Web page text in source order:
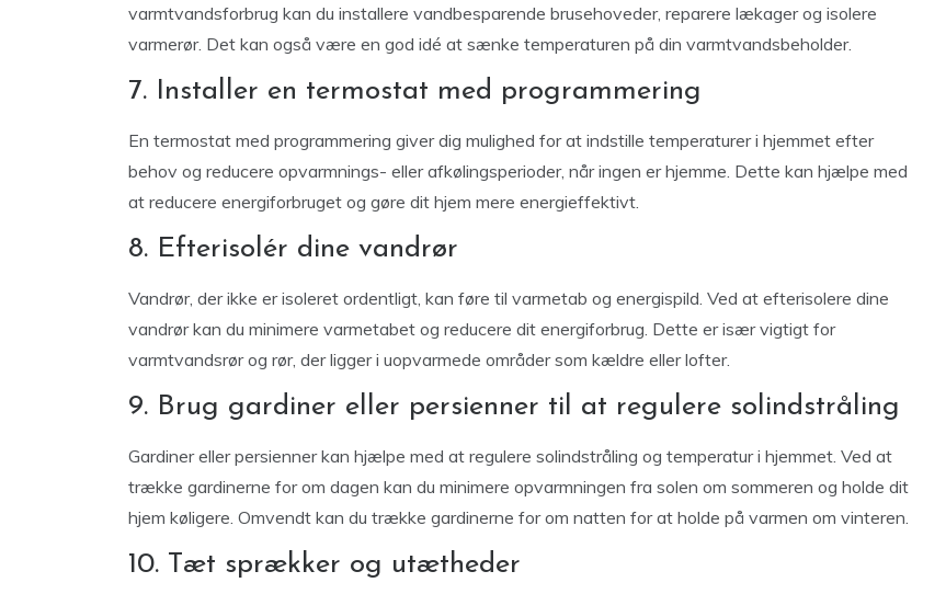
varmtvandsforbrug kan du installere vandbesparende brusehoveder, reparere lækager og isolere
varmerør. Det kan også være en god idé at sænke temperaturen på din varmtvandsbeholder.
7. Installer en termostat med programmering
En termostat med programmering giver dig mulighed for at indstille temperaturer i hjemmet efter
behov og reducere opvarmnings- eller afkølingsperioder, når ingen er hjemme. Dette kan hjælpe med
at reducere energiforbruget og gøre dit hjem mere energieffektivt.
8. Efterisolér dine vandrør
Vandrør, der ikke er isoleret ordentligt, kan føre til varmetab og energispild. Ved at efterisolere dine
vandrør kan du minimere varmetabet og reducere dit energiforbrug. Dette er især vigtigt for
varmtvandsrør og rør, der ligger i uopvarmede områder som kældre eller lofter.
9. Brug gardiner eller persienner til at regulere solindstråling
Gardiner eller persienner kan hjælpe med at regulere solindstråling og temperatur i hjemmet. Ved at
trække gardinerne for om dagen kan du minimere opvarmningen fra solen om sommeren og holde dit
hjem køligere. Omvendt kan du trække gardinerne for om natten for at holde på varmen om vinteren.
10. Tæt sprækker og utætheder